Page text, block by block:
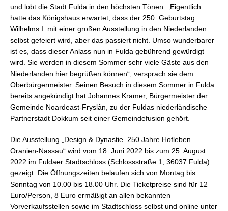
und lobt die Stadt Fulda in den höchsten Tönen: „Eigentlich
hatte das Königshaus erwartet, dass der 250. Geburtstag
Wilhelms I. mit einer großen Ausstellung in den Niederlanden
selbst gefeiert wird, aber das passiert nicht. Umso wunderbarer
ist es, dass dieser Anlass nun in Fulda gebührend gewürdigt
wird. Sie werden in diesem Sommer sehr viele Gäste aus den
Niederlanden hier begrüßen können“, versprach sie dem
Oberbürgermeister. Seinen Besuch in diesem Sommer in Fulda
bereits angekündigt hat Johannes Kramer, Bürgermeister der
Gemeinde Noardeast-Fryslân, zu der Fuldas niederländische
Partnerstadt Dokkum seit einer Gemeindefusion gehört.
Die Ausstellung „Design & Dynastie. 250 Jahre Hofleben
Oranien-Nassau“ wird vom 18. Juni 2022 bis zum 25. August
2022 im Fuldaer Stadtschloss (Schlossstraße 1, 36037 Fulda)
gezeigt. Die Öffnungszeiten belaufen sich von Montag bis
Sonntag von 10.00 bis 18.00 Uhr. Die Ticketpreise sind für 12
Euro/Person, 8 Euro ermäßigt an allen bekannten
Vorverkaufsstellen sowie im Stadtschloss selbst und online unter